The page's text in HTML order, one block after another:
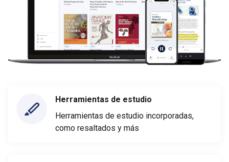
Herramientas de estudio
Herramientas de estudio incorporadas,
como resaltados y más